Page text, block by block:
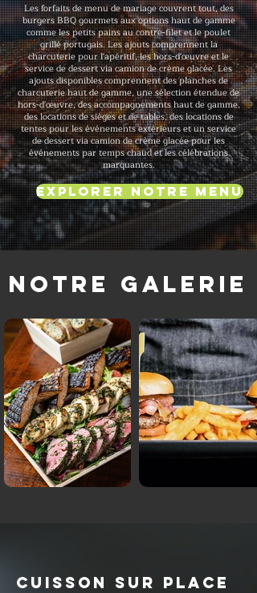
Les forfaits de menu de mariage couvrent tout, des
burgers BBQ gourmets aux options haut de gamme
comme les petits pains au contre-filet et le poulet
grillé portugais. Les ajouts comprennent la
charcuterie pour l'apéritif, les hors-d'œuvre et le
service de dessert via camion de crème glacée. Les
ajouts disponibles comprennent des planches de
charcuterie haut de gamme, une sélection étendue de
hors-d'œuvre, des accompagnements haut de gamme,
des locations de sièges et de tables, des locations de
tentes pour les événements extérieurs et un service
de dessert via camion de crème glacée pour les
événements par temps chaud et les célébrations
marquantes.
Explorer notre menu
Notre galerie
CUISSON SUR PLACE